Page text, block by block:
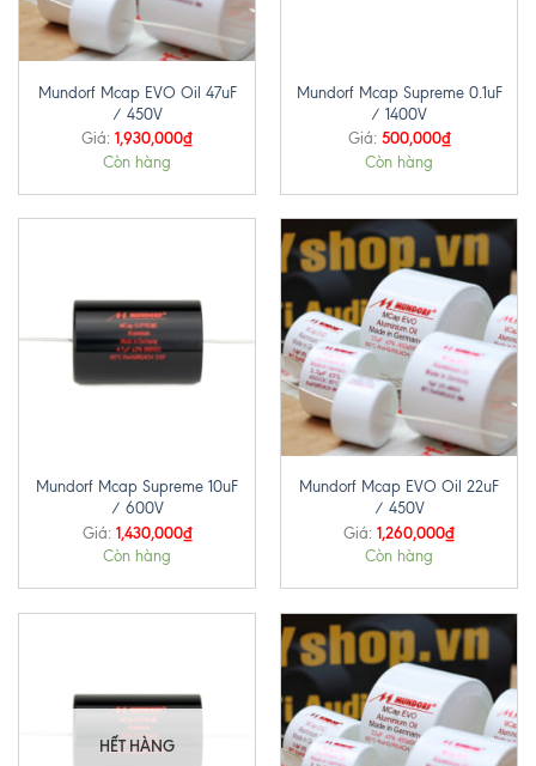
Mundorf Mcap EVO Oil 47uF
/ 450V
Giá: 1,930,000₫
Còn hàng
Mundorf Mcap Supreme 0.1uF
/ 1400V
Giá: 500,000₫
Còn hàng
Mundorf Mcap Supreme 10uF
/ 600V
Giá: 1,430,000₫
Còn hàng
Mundorf Mcap EVO Oil 22uF
/ 450V
Giá: 1,260,000₫
Còn hàng
HẾT HÀNG